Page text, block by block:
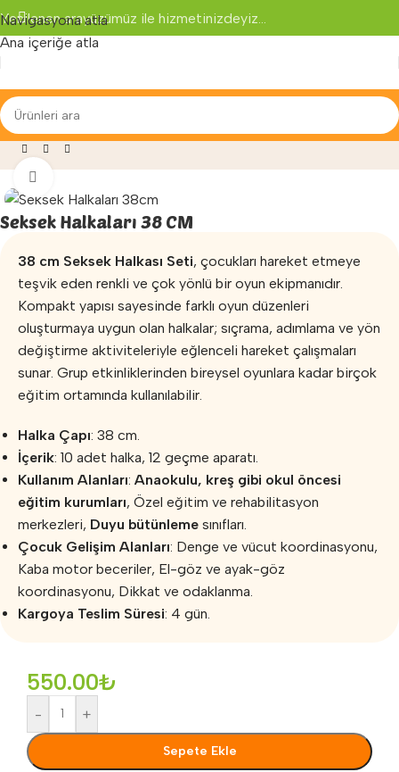
Navigasyona atla
Ana içeriğe atla
Yenilenen arayüzümüz ile hizmetinizdeyiz...
ve Egzersiz
Seksek Halkaları 38 CM
38 cm Seksek Halkası Seti, çocukları hareket etmeye
teşvik eden renkli ve çok yönlü bir oyun ekipmanıdır.
Kompakt yapısı sayesinde farklı oyun düzenleri
oluşturmaya uygun olan halkalar; sıçrama, adımlama ve yön
değiştirme aktiviteleriyle eğlenceli hareket çalışmaları
sunar. Grup etkinliklerinden bireysel oyunlara kadar birçok
eğitim ortamında kullanılabilir.
Halka Çapı: 38 cm.
İçerik: 10 adet halka, 12 geçme aparatı.
Kullanım Alanları: Anaokulu, kreş gibi okul öncesi
eğitim kurumları, Özel eğitim ve rehabilitasyon
merkezleri, Duyu bütünleme sınıfları.
Çocuk Gelişim Alanları: Denge ve vücut koordinasyonu,
Kaba motor beceriler, El-göz ve ayak-göz
koordinasyonu, Dikkat ve odaklanma.
Kargoya Teslim Süresi: 4 gün.
550.00₺
- +
Sepete Ekle